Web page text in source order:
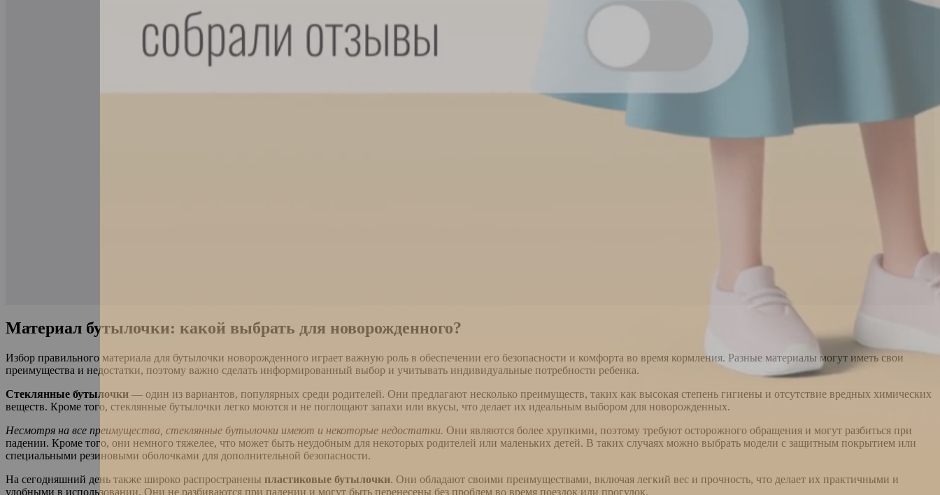
Материал бутылочки: какой выбрать для новорожденного?
Избор правильного материала для бутылочки новорожденного играет важную роль в обеспечении его безопасности и комфорта во время кормления. Разные материалы могут иметь свои
преимущества и недостатки, поэтому важно сделать информированный выбор и учитывать индивидуальные потребности ребенка.
Стеклянные бутылочки — один из вариантов, популярных среди родителей. Они предлагают несколько преимуществ, таких как высокая степень гигиены и отсутствие вредных химических
веществ. Кроме того, стеклянные бутылочки легко моются и не поглощают запахи или вкусы, что делает их идеальным выбором для новорожденных.
Несмотря на все преимущества, стеклянные бутылочки имеют и некоторые недостатки. Они являются более хрупкими, поэтому требуют осторожного обращения и могут разбиться при
падении. Кроме того, они немного тяжелее, что может быть неудобным для некоторых родителей или маленьких детей. В таких случаях можно выбрать модели с защитным покрытием или
специальными резиновыми оболочками для дополнительной безопасности.
На сегодняшний день также широко распространены пластиковые бутылочки. Они обладают своими преимуществами, включая легкий вес и прочность, что делает их практичными и
удобными в использовании. Они не разбиваются при падении и могут быть перенесены без проблем во время поездок или прогулок.